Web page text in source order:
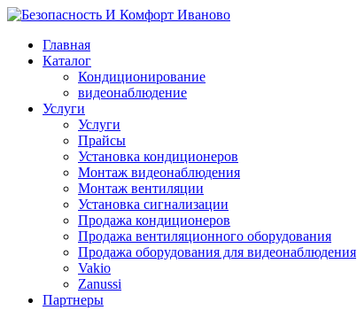
Главная
Каталог
Кондиционирование
видеонаблюдение
Услуги
Услуги
Прайсы
Установка кондиционеров
Монтаж видеонаблюдения
Монтаж вентиляции
Установка сигнализации
Продажа кондиционеров
Продажа вентиляционного оборудования
Продажа оборудования для видеонаблюдения
Vakio
Zanussi
Партнеры